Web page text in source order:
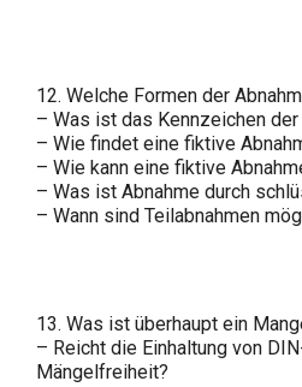
12. Welche Formen der
– Was ist das Kennzeichen
– Wie findet eine fiktive
– Wie kann eine fiktive
– Was ist Abnahme durch
– Wann sind Teilabnahmen
13. Was ist überhaupt ein
– Reicht die Einhaltung von
Mängelfreiheit?